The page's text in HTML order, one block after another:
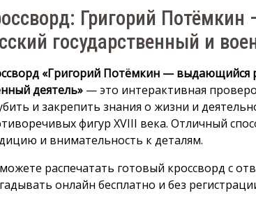
Григорий
государственный и
«Григорий Потёмкин — выдающийся
деятель» — это интерактивная
и закрепить знания о жизни и
фигур XVIII века. Отличный
и внимательность к деталям.
распечатать готовый кроссворд с
онлайн бесплатно и без